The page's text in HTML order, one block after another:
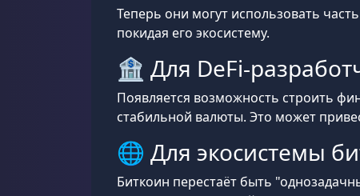
Теперь они могут использовать
покидая его экосистему.
🏦 Для DeFi-
Появляется возможность строить
стабильной валюты. Это может
🌐 Для экосистемы
Биткоин перестаёт быть